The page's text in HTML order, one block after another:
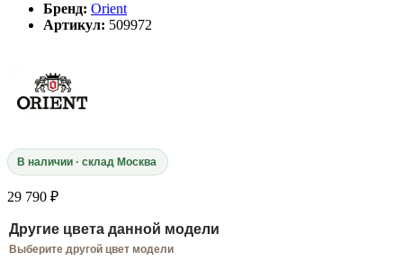
Бренд: Orient
Артикул: 509972
В наличии · склад Москва
29 790 ₽
Другие цвета данной модели
Выберите другой цвет модели